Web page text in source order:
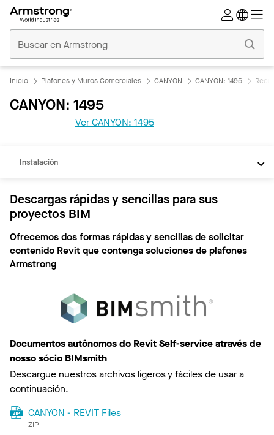
Comerciales
Inicio
Inicio Plafones y Muros Comerciales CANYON CANYON: 1495
CANYON: 1495
Ver CANYON: 1495
Instalación
Descargas rápidas y sencillas para sus
proyectos BIM
Ofrecemos dos formas rápidas y sencillas de solicitar
contenido Revit que contenga soluciones de plafones
Armstrong
Documentos autônomos do Revit Self-service através de
nosso sócio BIMsmith
Descargue nuestros archivos ligeros y fáciles de usar a
continuación.
CANYON - REVIT Files
ZIP